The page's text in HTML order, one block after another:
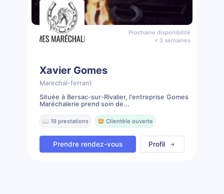
Prochaine disponibilité
< 3 semaines
Xavier Gomes
Marechal-ferrant
Située à Bersac-sur-Rivalier, l'entreprise Gomes
Maréchalerie prend soin de...
📖 19 prestations 🤩 Clientèle ouverte
Prendre rendez-vous Profil